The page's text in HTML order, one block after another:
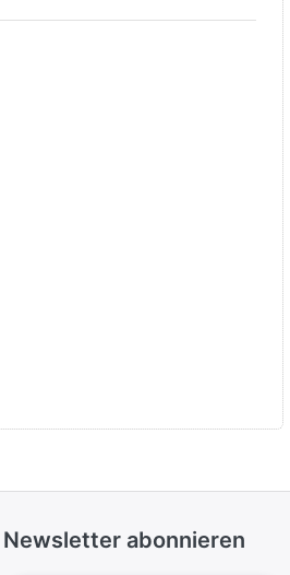
Newsletter abonnieren